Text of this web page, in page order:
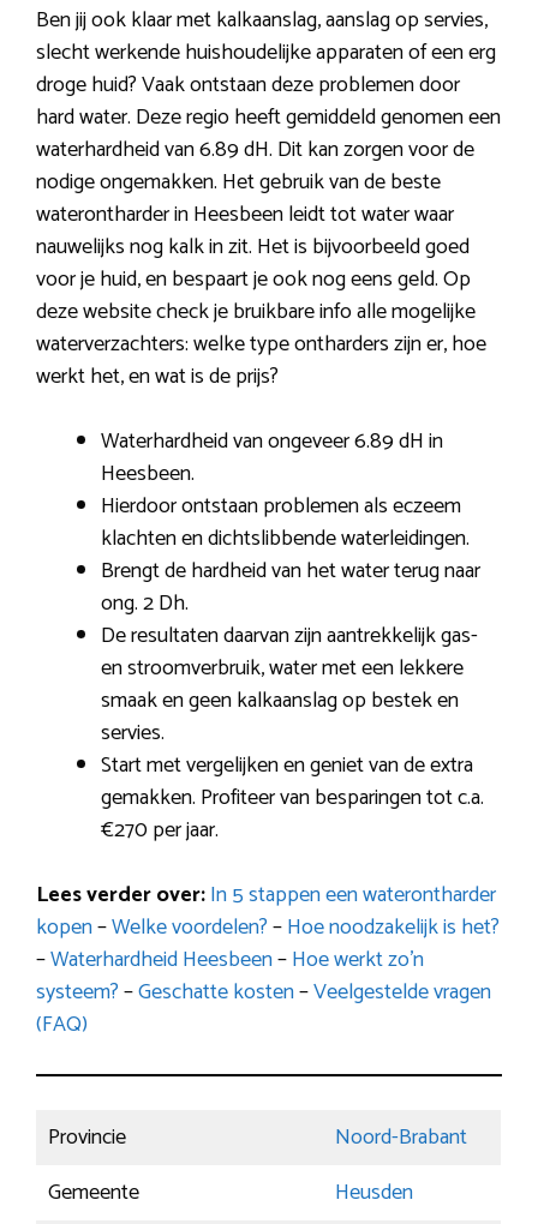
Ben jij ook klaar met kalkaanslag, aanslag op servies,
slecht werkende huishoudelijke apparaten of een erg
droge huid? Vaak ontstaan deze problemen door
hard water. Deze regio heeft gemiddeld genomen een
waterhardheid van 6.89 dH. Dit kan zorgen voor de
nodige ongemakken. Het gebruik van de beste
waterontharder in Heesbeen leidt tot water waar
nauwelijks nog kalk in zit. Het is bijvoorbeeld goed
voor je huid, en bespaart je ook nog eens geld. Op
deze website check je bruikbare info alle mogelijke
waterverzachters: welke type ontharders zijn er, hoe
werkt het, en wat is de prijs?
Waterhardheid van ongeveer 6.89 dH in
Heesbeen.
Hierdoor ontstaan problemen als eczeem
klachten en dichtslibbende waterleidingen.
Brengt de hardheid van het water terug naar
ong. 2 Dh.
De resultaten daarvan zijn aantrekkelijk gas-
en stroomverbruik, water met een lekkere
smaak en geen kalkaanslag op bestek en
servies.
Start met vergelijken en geniet van de extra
gemakken. Profiteer van besparingen tot c.a.
€270 per jaar.
Lees verder over:In 5 stappen een waterontharder
kopen–Welke voordelen?–Hoe noodzakelijk is het?
–Waterhardheid Heesbeen–Hoe werkt zo’n
systeem?–Geschatte kosten–Veelgestelde vragen
(FAQ)
Provincie
Noord-Brabant
Gemeente
Heusden